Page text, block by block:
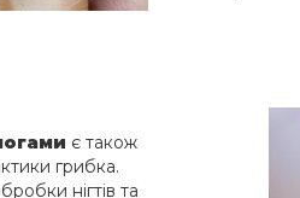
є також
грибка.
нігтів та